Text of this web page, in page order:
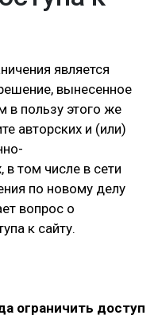
является
вынесенное
в пользу этого же
авторских и (или)
в том числе в сети
по новому делу
вопрос о
к сайту.
ограничить доступ